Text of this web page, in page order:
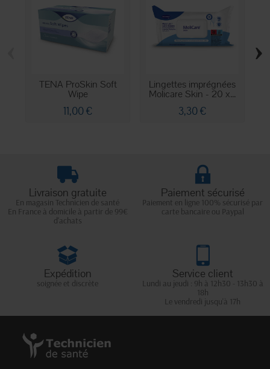
TENA ProSkin Soft
Wipe
11,00 €
Lingettes imprégnées
Molicare Skin - 20 x...
3,30 €
›
Livraison gratuite
En magasin Technicien de santé
En France à domicile à partir de 99€
d'achats
Paiement sécurisé
Paiement en ligne 100% sécurisé par
carte bancaire ou Paypal
Expédition
soignée et discrète
Service client
Lundi au jeudi : 9h à 12h30 - 13h30 à
18h
Le vendredi jusqu'à 17h